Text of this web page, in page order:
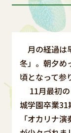
月の経過は
冬」。朝夕め
頃となって参
11月最初の
城学園卒業
「オカリナ